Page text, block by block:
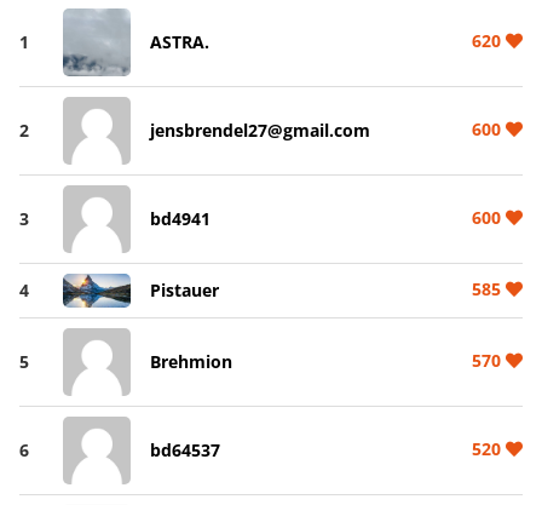
1 ASTRA. 620
2 jensbrendel27@gmail.com 600
3 bd4941 600
4 Pistauer 585
5 Brehmion 570
6 bd64537 520